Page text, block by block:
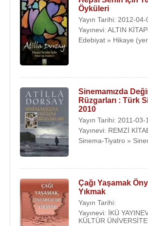
Öyküleri
Yayın Tarihi: 2012-04-
Yayınevi: ALTIN
Edebiyat » Hikaye
Sinemamızda
Rüzgarları : Türk
2010
Yayın Tarihi: 2011-03-
Yayınevi: REMZİ
Sinema-Tiyatro »
Çağı Yaşamak
Yıkmak
Yayın Tarihi:
Yayınevi: İKÜ
KÜLTÜR